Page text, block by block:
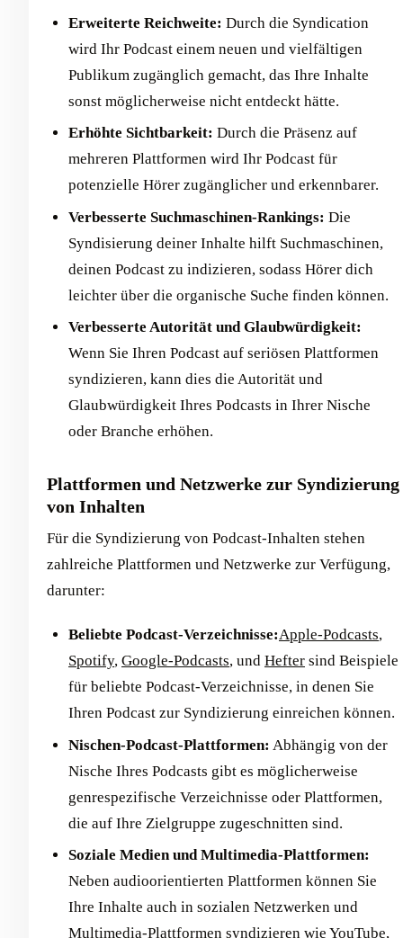
Erweiterte Reichweite: Durch die Syndication
wird Ihr Podcast einem neuen und vielfältigen
Publikum zugänglich gemacht, das Ihre Inhalte
sonst möglicherweise nicht entdeckt hätte.
Erhöhte Sichtbarkeit: Durch die Präsenz auf
mehreren Plattformen wird Ihr Podcast für
potenzielle Hörer zugänglicher und erkennbarer.
Verbesserte Suchmaschinen-Rankings: Die
Syndisierung deiner Inhalte hilft Suchmaschinen,
deinen Podcast zu indizieren, sodass Hörer dich
leichter über die organische Suche finden können.
Verbesserte Autorität und Glaubwürdigkeit:
Wenn Sie Ihren Podcast auf seriösen Plattformen
syndizieren, kann dies die Autorität und
Glaubwürdigkeit Ihres Podcasts in Ihrer Nische
oder Branche erhöhen.
Plattformen und Netzwerke zur Syndizierung
von Inhalten
Für die Syndizierung von Podcast-Inhalten stehen
zahlreiche Plattformen und Netzwerke zur Verfügung,
darunter:
Beliebte Podcast-Verzeichnisse:Apple-Podcasts,
Spotify, Google-Podcasts, und Hefter sind Beispiele
für beliebte Podcast-Verzeichnisse, in denen Sie
Ihren Podcast zur Syndizierung einreichen können.
Nischen-Podcast-Plattformen: Abhängig von der
Nische Ihres Podcasts gibt es möglicherweise
genrespezifische Verzeichnisse oder Plattformen,
die auf Ihre Zielgruppe zugeschnitten sind.
Soziale Medien und Multimedia-Plattformen:
Neben audioorientierten Plattformen können Sie
Ihre Inhalte auch in sozialen Netzwerken und
Multimedia-Plattformen syndizieren wie YouTube,